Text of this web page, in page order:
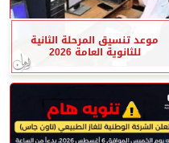
موعد تنسيق المرحلة الثانية
للثانوية العامة 2026